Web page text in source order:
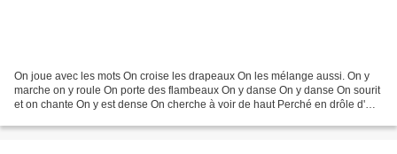
On joue avec les mots On croise les drapeaux On les mélange aussi. On y
marche on y roule On porte des flambeaux On y danse On y danse On sourit
et on chante On y est dense On cherche à voir de haut Perché en drôle d'